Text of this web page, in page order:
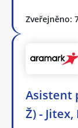
Zveřejněno:
Asistent
Ž) - Jitex,